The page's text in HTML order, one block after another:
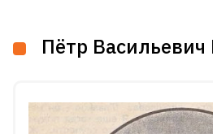
Пётр